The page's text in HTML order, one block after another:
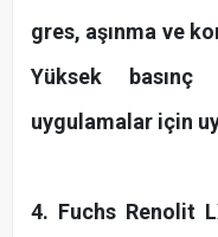
gres, aşınma ve
Yüksek
uygulamalar için
4. Fuchs Renolit